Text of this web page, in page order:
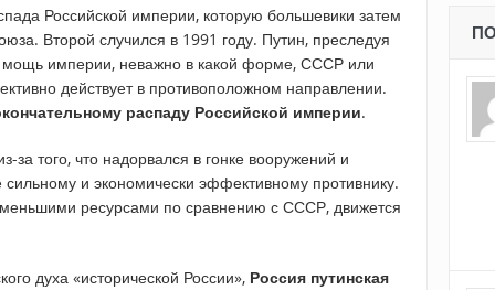
Российской империи, которую большевики затем
Второй случился в 1991 году. Путин, преследуя
мощь империи, неважно в какой форме, СССР или
действует в противоположном направлении.
распаду Российской империи.
того, что надорвался в гонке вооружений и
и экономически эффективному противнику.
ресурсами по сравнению с СССР, движется
духа «исторической России», Россия путинская